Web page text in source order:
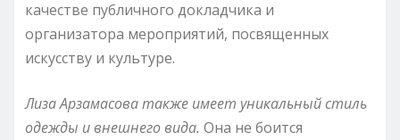
качестве публичного докладчика и
организатора мероприятий, посвященных
искусству и культуре.
Лиза Арзамасова также имеет уникальный стиль
одежды и внешнего вида. Она не боится